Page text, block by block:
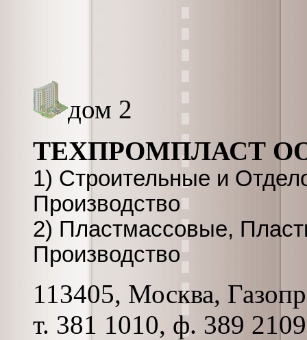
дом 2
ТЕХПРОМПЛАСТ
1) Строительные и
Производство
2) Пластмассовые,
Производство
113405, Москва,
т. 381 1010, ф. 389